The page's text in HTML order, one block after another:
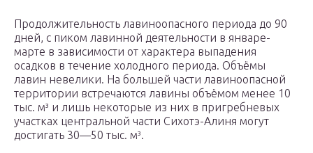
Продолжительность лавиноопасного периода до 90
дней, с пиком лавинной деятельности в январе-
марте в зависимости от характера выпадения
осадков в течение холодного периода. Объёмы
лавин невелики. На большей части лавиноопасной
территории встречаются лавины объёмом менее 10
тыс. м³ и лишь некоторые из них в пригребневых
участках центральной части Сихотэ-Алиня могут
достигать 30—50 тыс. м³.